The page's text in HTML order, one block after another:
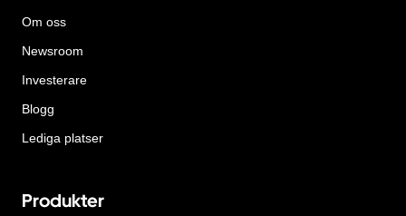
Om oss
Newsroom
Investerare
Blogg
Lediga platser
Produkter